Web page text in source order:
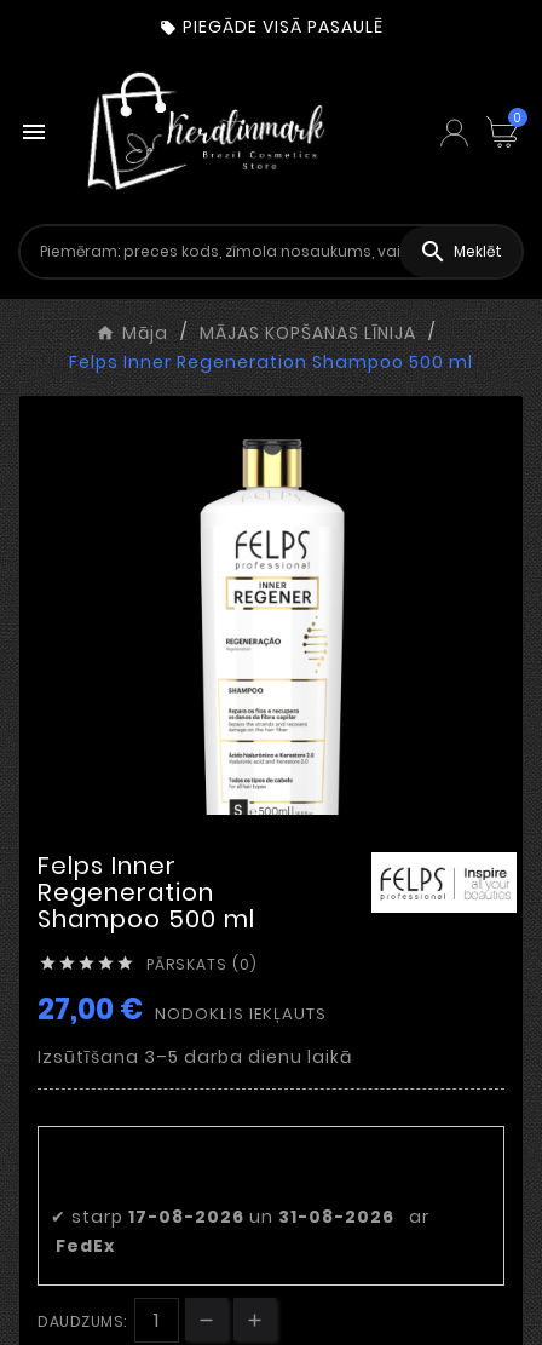
 PIEGĀDE VISĀ PASAULĒ
 0
 Meklēt
Māja
MĀJAS KOPŠANAS LĪNIJA
Felps Inner Regeneration Shampoo 500 ml
Felps Inner
Regeneration
Shampoo 500 ml
     PĀRSKATS (0)
27,00 € NODOKLIS IEKĻAUTS
Izsūtīšana 3–5 darba dienu laikā
✔ starp 17-08-2026 un 31-08-2026
ar
FedEx
DAUDZUMS: